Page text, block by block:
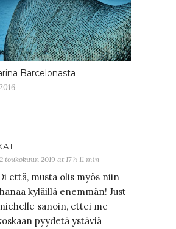
Barcelonasta
toukokuun 2019 at 17 h 11 min
että, musta olis myös niin
kyläillä enemmän! Just
sanoin, ettei me
pyydetä ystäviä